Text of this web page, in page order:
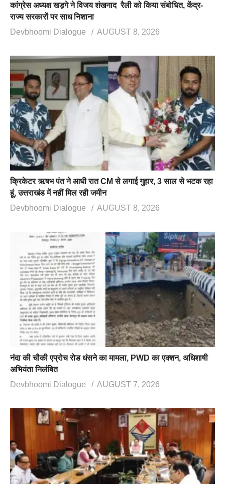
कांग्रेस अध्यक्ष खड़गे ने विजय शंखनाद रैली को किया संबोधित, केंद्र-
राज्य सरकारों पर साध निशाना
Devbhoomi Dialogue
AUGUST 8, 2026
क्रिकेटर ऋषभ पंत ने आधी रात CM से लगाई गुहार, 3 साल से भटक रहा
हूं, उत्तराखंड में नहीं मिल रही जमीन
Devbhoomi Dialogue
AUGUST 8, 2026
नंदा की चौकी एप्रोच रोड धंसने का मामला, PWD का एक्शन, अधिशाषी
अभियंता निलंबित
Devbhoomi Dialogue
AUGUST 7, 2026